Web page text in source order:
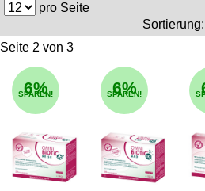
pro Seite
Sortierung:
Seite 2 von 3
6%
SPAREN! 6%
SPAREN!